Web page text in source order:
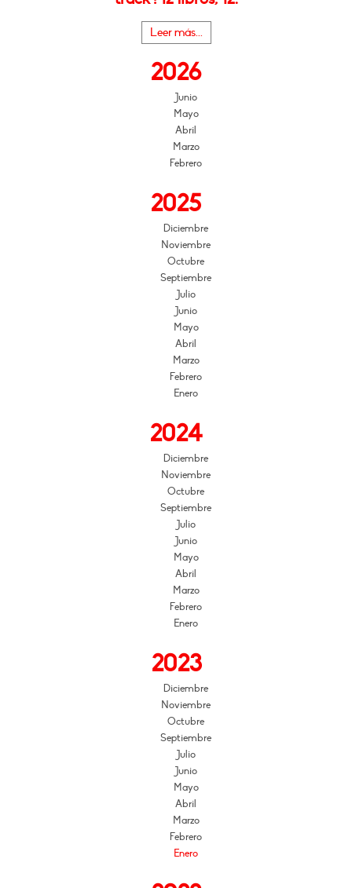
Leer más...
2026
Junio
Mayo
Abril
Marzo
Febrero
2025
Diciembre
Noviembre
Octubre
Septiembre
Julio
Junio
Mayo
Abril
Marzo
Febrero
Enero
2024
Diciembre
Noviembre
Octubre
Septiembre
Julio
Junio
Mayo
Abril
Marzo
Febrero
Enero
2023
Diciembre
Noviembre
Octubre
Septiembre
Julio
Junio
Mayo
Abril
Marzo
Febrero
Enero